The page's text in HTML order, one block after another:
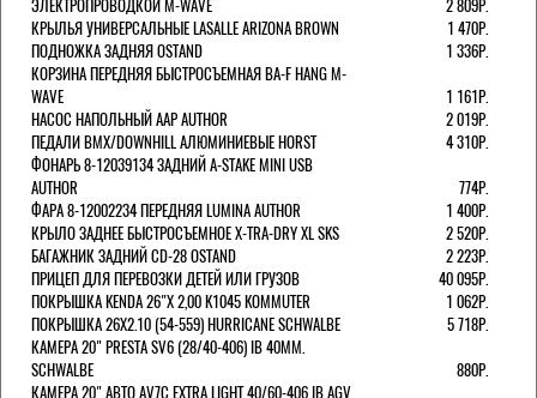
ЭЛЕКТРОПРОВОДКОЙ M-WAVE
2 809Р.
КРЫЛЬЯ УНИВЕРСАЛЬНЫЕ LASALLE ARIZONA BROWN
1 470Р.
ПОДНОЖКА ЗАДНЯЯ OSTAND
1 336Р.
КОРЗИНА ПЕРЕДНЯЯ БЫСТРОСЪЕМНАЯ BA-F HANG M-
WAVE
1 161Р.
НАСОС НАПОЛЬНЫЙ AAP AUTHOR
2 019Р.
ПЕДАЛИ BMX/DOWNHILL АЛЮМИНИЕВЫЕ HORST
4 310Р.
ФОНАРЬ 8-12039134 ЗАДНИЙ A-STAKE MINI USB
AUTHOR
774Р.
ФАРА 8-12002234 ПЕРЕДНЯЯ LUMINA AUTHOR
1 400Р.
КРЫЛО ЗАДНЕЕ БЫСТРОСЪЕМНОЕ X-TRA-DRY XL SKS
2 520Р.
БАГАЖНИК ЗАДНИЙ CD-28 OSTAND
2 223Р.
ПРИЦЕП ДЛЯ ПЕРЕВОЗКИ ДЕТЕЙ ИЛИ ГРУЗОВ
40 095Р.
ПОКРЫШКА KENDA 26"Х 2,00 K1045 KOMMUTER
1 062Р.
ПОКРЫШКА 26X2.10 (54-559) HURRICANE SCHWALBE
5 718Р.
КАМЕРА 20" PRESTA SV6 (28/40-406) IB 40MM.
SCHWALBE
880Р.
КАМЕРА 20" АВТО AV7C EXTRA LIGHT 40/60-406 IB AGV